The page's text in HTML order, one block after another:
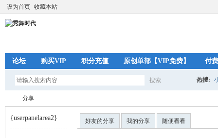
设为首页 收藏本站
论坛 购买VIP 积分充值 原创单部【VIP免费】 付
搜索 热搜:
分享
{userpanelarea2} 好友的分享 我的分享 随便看看